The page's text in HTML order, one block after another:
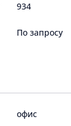
934
По запросу
офис